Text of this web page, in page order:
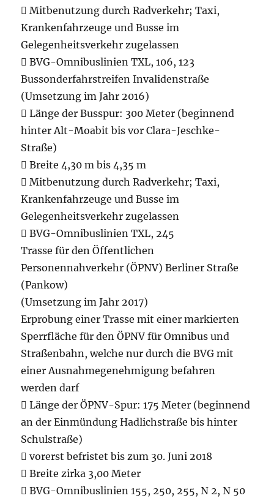
 Mitbenutzung durch Radverkehr; Taxi,
Krankenfahrzeuge und Busse im
Gelegenheitsverkehr zugelassen
 BVG-Omnibuslinien TXL, 106, 123
Bussonderfahrstreifen Invalidenstraße
(Umsetzung im Jahr 2016)
 Länge der Busspur: 300 Meter (beginnend
hinter Alt-Moabit bis vor Clara-Jeschke-
Straße)
 Breite 4,30 m bis 4,35 m
 Mitbenutzung durch Radverkehr; Taxi,
Krankenfahrzeuge und Busse im
Gelegenheitsverkehr zugelassen
 BVG-Omnibuslinien TXL, 245
Trasse für den Öffentlichen
Personennahverkehr (ÖPNV) Berliner Straße
(Pankow)
(Umsetzung im Jahr 2017)
Erprobung einer Trasse mit einer markierten
Sperrfläche für den ÖPNV für Omnibus und
Straßenbahn, welche nur durch die BVG mit
einer Ausnahmegenehmigung befahren
werden darf
 Länge der ÖPNV-Spur: 175 Meter (beginnend
an der Einmündung Hadlichstraße bis hinter
Schulstraße)
 vorerst befristet bis zum 30. Juni 2018
 Breite zirka 3,00 Meter
 BVG-Omnibuslinien 155, 250, 255, N 2, N 50